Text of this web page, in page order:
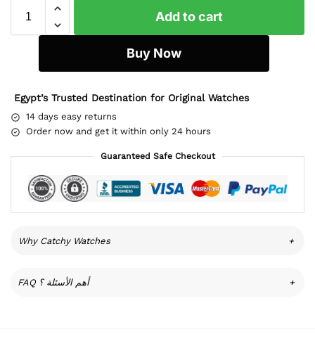
Add to cart
Buy Now
Egypt’s Trusted Destination for Original Watches
14 days easy returns
Order now and get it within only 24 hours
Guaranteed Safe Checkout
Why Catchy Watches +
FAQ أهم الأسئلة ؟ +